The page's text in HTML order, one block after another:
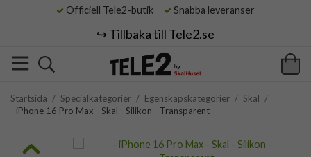
Officiell Tele2-butik Snabba leveranser
↪️ Tillbaka till Tele2.se
Startsida / Specialkategorier / Egenskapskategorier / Skal /
- iPhone 16 Pro Max - Skal - Silikon - Transparent